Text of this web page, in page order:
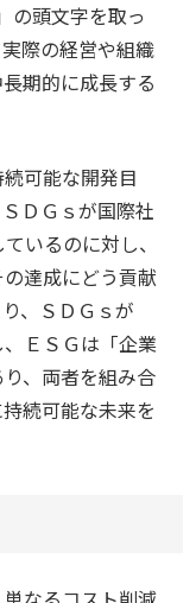
の頭文字を取っ
際の経営や組織
期的に成長する
可能な開発目
ＤＧｓが国際社
いるのに対し、
達成にどう貢献
、ＳＤＧｓが
、ＥＳＧは「企業
、両者を組み合
続可能な未来を